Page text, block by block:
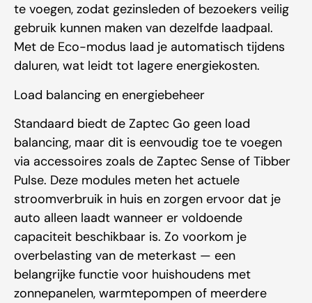
te voegen, zodat gezinsleden of bezoekers veilig
gebruik kunnen maken van dezelfde laadpaal.
Met de Eco-modus laad je automatisch tijdens
daluren, wat leidt tot lagere energiekosten.
Load balancing en energiebeheer
Standaard biedt de Zaptec Go geen load
balancing, maar dit is eenvoudig toe te voegen
via accessoires zoals de Zaptec Sense of Tibber
Pulse. Deze modules meten het actuele
stroomverbruik in huis en zorgen ervoor dat je
auto alleen laadt wanneer er voldoende
capaciteit beschikbaar is. Zo voorkom je
overbelasting van de meterkast — een
belangrijke functie voor huishoudens met
zonnepanelen, warmtepompen of meerdere